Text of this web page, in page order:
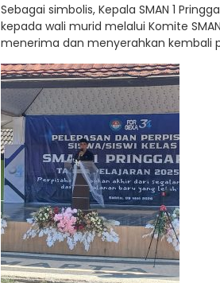
Sebagai simbolis, Kepala SMAN 1
kepada wali murid melalui Komite
menerima dan menyerahkan kembali